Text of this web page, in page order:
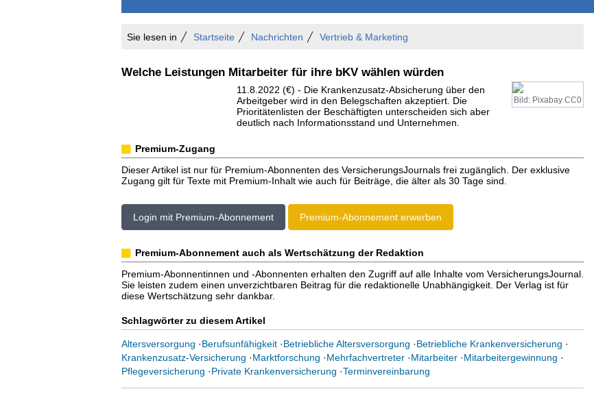
Sie lesen in Startseite Nachrichten Vertrieb & Marketing
Welche Leistungen Mitarbeiter für ihre bKV wählen würden
Bild: Pixabay CC0
11.8.2022 (€) - Die Krankenzusatz-Absicherung über den
Arbeitgeber wird in den Belegschaften akzeptiert. Die
Prioritätenlisten der Beschäftigten unterscheiden sich aber
deutlich nach Informationsstand und Unternehmen.
Premium-Zugang
Dieser Artikel ist nur für Premium-Abonnenten des VersicherungsJournals frei zugänglich. Der exklusive
Zugang gilt für Texte mit Premium-Inhalt wie auch für Beiträge, die älter als 30 Tage sind.
Login mit Premium-Abonnement Premium-Abonnement erwerben
Premium-Abonnement auch als Wertschätzung der Redaktion
Premium-Abonnentinnen und -Abonnenten erhalten den Zugriff auf alle Inhalte vom VersicherungsJournal.
Sie leisten zudem einen unverzichtbaren Beitrag für die redaktionelle Unabhängigkeit. Der Verlag ist für
diese Wertschätzung sehr dankbar.
Schlagwörter zu diesem Artikel
Altersversorgung ·Berufsunfähigkeit·Betriebliche Altersversorgung ·Betriebliche Krankenversicherung ·
Krankenzusatz-Versicherung ·Marktforschung ·Mehrfachvertreter·Mitarbeiter·Mitarbeitergewinnung ·
Pflegeversicherung ·Private Krankenversicherung ·Terminvereinbarung